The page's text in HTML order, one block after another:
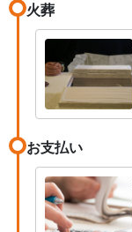
火葬
お支払い